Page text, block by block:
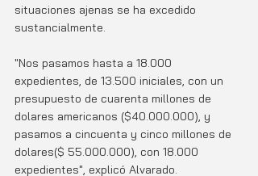
situaciones ajenas se ha excedido
sustancialmente.
"Nos pasamos hasta a 18.000
expedientes, de 13.500 iniciales, con un
presupuesto de cuarenta millones de
dolares americanos ($40.000.000), y
pasamos a cincuenta y cinco millones de
dolares($ 55.000.000), con 18.000
expedientes", explicó Alvarado.